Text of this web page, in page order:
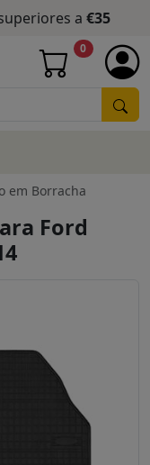
a €35
0
em Borracha
Ford